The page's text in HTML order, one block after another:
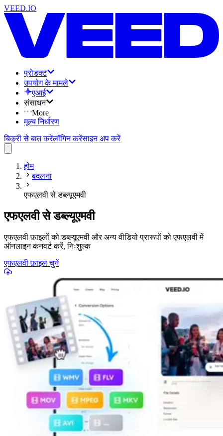
VEED.IO
प्रोडक्ट
उपयोग के मामले
एआई
संसाधन
More
मूल्य निर्धारण
बिक्री से बात करेंलॉगिन करेंसाइन अप करें
होम
बदलना
एफएलवी से डब्ल्यूएमवी
एफएलवी से डब्ल्यूएमवी
एफएलवी फ़ाइलों को डब्ल्यूएमवी और अन्य वीडियो प्रारूपों को एफएलवी में
ऑनलाइन कनवर्ट करें, निःशुल्क
एफएलवी फ़ाइल चुनें